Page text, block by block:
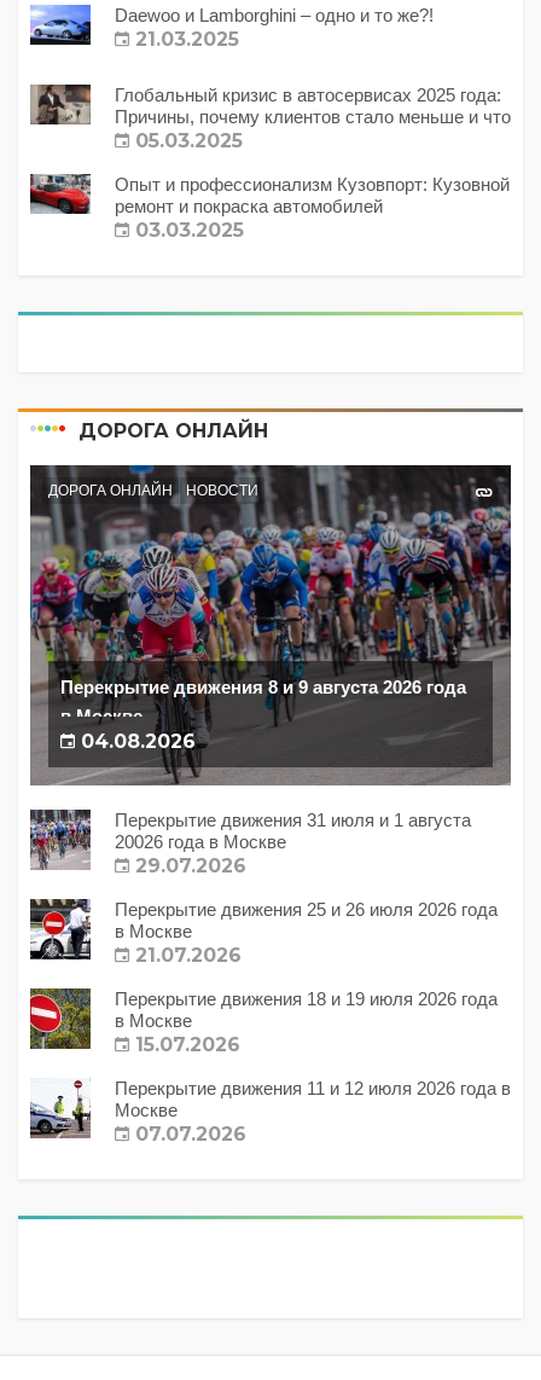
Daewoo и Lamborghini – одно и то же?!
21.03.2025
Глобальный кризис в автосервисах 2025 года:
Причины, почему клиентов стало меньше и что
с этим делать?
05.03.2025
Опыт и профессионализм Кузовпорт: Кузовной
ремонт и покраска автомобилей
03.03.2025
ДОРОГА ОНЛАЙН
ДОРОГА ОНЛАЙН НОВОСТИ
Перекрытие движения 8 и 9 августа 2026 года
в Москве
04.08.2026
Перекрытие движения 31 июля и 1 августа
20026 года в Москве
29.07.2026
Перекрытие движения 25 и 26 июля 2026 года
в Москве
21.07.2026
Перекрытие движения 18 и 19 июля 2026 года
в Москве
15.07.2026
Перекрытие движения 11 и 12 июля 2026 года в
Москве
07.07.2026